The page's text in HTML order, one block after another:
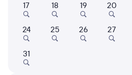
Когда
Кто едет
17 18 19 20
24 25 26 27
31